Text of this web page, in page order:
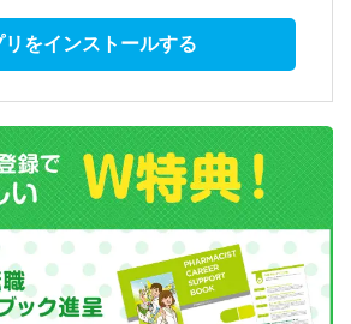
リをインストールする